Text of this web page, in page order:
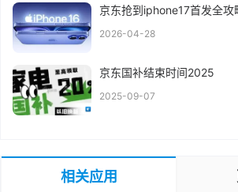
京东抢到iphone17首发全攻
2026-04-28
京东国补结束时间2025
2025-09-07
相关应用